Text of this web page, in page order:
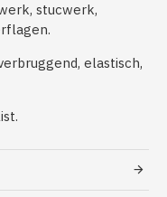
stucwerk,
elastisch,